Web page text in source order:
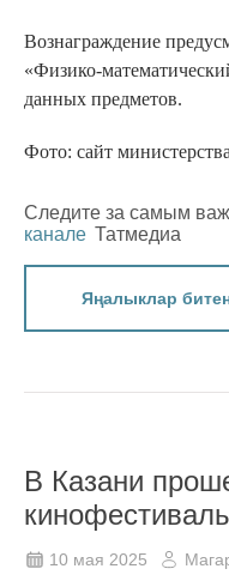
Вознаграждение
«Физико-
данных предметов.
Фото: сайт
Следите за самым
канале Татмедиа
Яңалыклар
В Казани
10 мая 2025